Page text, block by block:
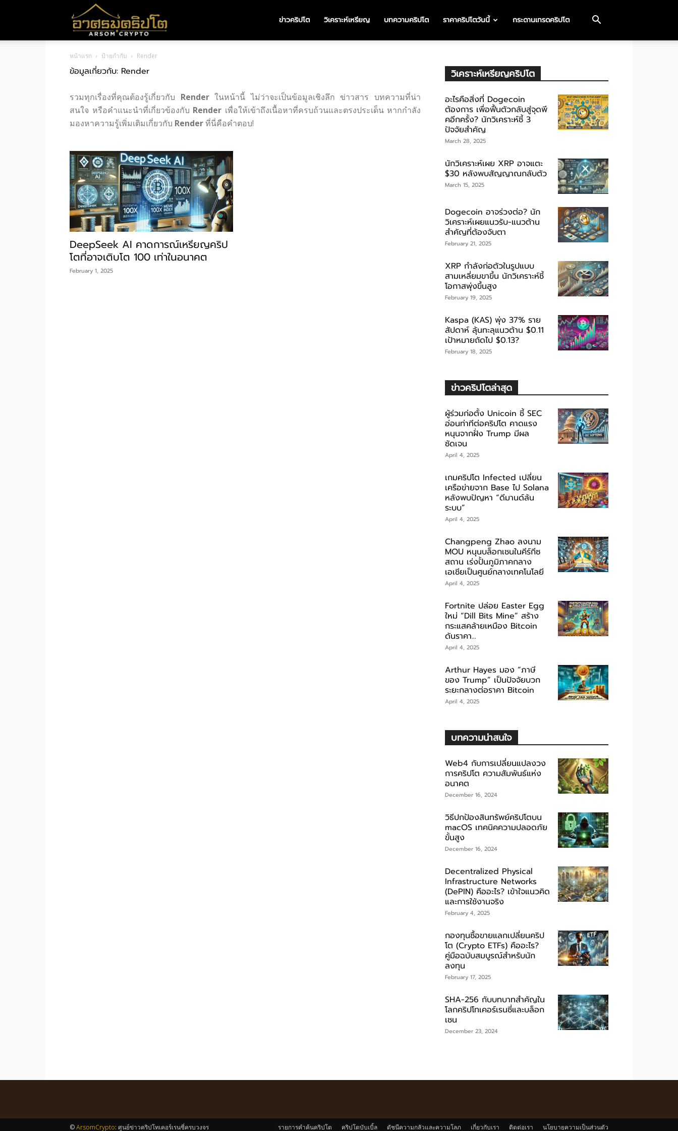
มค
ปโต
ข่าวคริปโต วิเคราะห์เหรียญ บทความคริปโต ราคาคริปโตวันนี้ กระดานเทรดคริปโต
หน้าแรก ป้ายกำกับ Render
ข้อมูลเกี่ยวกับ: Render
รวมทุกเรื่องที่คุณต้องรู้เกี่ยวกับ Renderในหน้านี้ ไม่ว่าจะเป็นข้อมูลเชิงลึก ข่าวสาร บทความที่น่า
สนใจ หรือคำแนะนำที่เกี่ยวข้องกับ Render เพื่อให้เข้าถึงเนื้อหาที่ครบถ้วนและตรงประเด็น หากกำลัง
มองหาความรู้เพิ่มเติมเกี่ยวกับ Renderที่นี่คือคำตอบ!
DeepSeek AI คาดการณ์เหรียญคริป
โตที่อาจเติบโต 100 เท่าในอนาคต
February 1, 2025
วิเคราะห์เหรียญคริปโต
อะไรคือสิ่งที่ Dogecoin
ต้องการ เพื่อฟื้นตัวกลับสู่จุดพี
คอีกครั้ง? นักวิเคราะห์ชี้ 3
ปัจจัยสำคัญ
March 28, 2025
นักวิเคราะห์เผย XRP อาจแตะ
$30 หลังพบสัญญาณกลับตัว
March 15, 2025
Dogecoin อาจร่วงต่อ? นัก
วิเคราะห์เผยแนวรับ-แนวต้าน
สำคัญที่ต้องจับตา
February 21, 2025
XRP กำลังก่อตัวในรูปแบบ
สามเหลี่ยมขาขึ้น นักวิเคราะห์ชี้
โอกาสพุ่งขึ้นสูง
February 19, 2025
Kaspa (KAS) พุ่ง 37% ราย
สัปดาห์ ลุ้นทะลุแนวต้าน $0.11
เป้าหมายถัดไป $0.13?
February 18, 2025
ข่าวคริปโตล่าสุด
ผู้ร่วมก่อตั้ง Unicoin ชี้ SEC
อ่อนท่าทีต่อคริปโต คาดแรง
หนุนจากฝั่ง Trump มีผล
ชัดเจน
April 4, 2025
เกมคริปโต Infected เปลี่ยน
เครือข่ายจาก Base ไป Solana
หลังพบปัญหา “ดีมานด์ล้น
ระบบ”
April 4, 2025
Changpeng Zhao ลงนาม
MOU หนุนบล็อกเชนในคีร์กีซ
สถาน เร่งปั้นภูมิภาคกลาง
เอเชียเป็นศูนย์กลางเทคโนโลยี
April 4, 2025
Fortnite ปล่อย Easter Egg
ใหม่ “Dill Bits Mine” สร้าง
กระแสคล้ายเหมือง Bitcoin
ดันราคา...
April 4, 2025
Arthur Hayes มอง “ภาษี
ของ Trump” เป็นปัจจัยบวก
ระยะกลางต่อราคา Bitcoin
April 4, 2025
บทความน่าสนใจ
Web4 กับการเปลี่ยนแปลงวง
การคริปโต ความสัมพันธ์แห่ง
อนาคต
December 16, 2024
วิธีปกป้องสินทรัพย์คริปโตบน
macOS เทคนิคความปลอดภัย
ขั้นสูง
December 16, 2024
Decentralized Physical
Infrastructure Networks
(DePIN) คืออะไร? เข้าใจแนวคิด
และการใช้งานจริง
February 4, 2025
กองทุนซื้อขายแลกเปลี่ยนคริป
โต (Crypto ETFs) คืออะไร?
คู่มือฉบับสมบูรณ์สำหรับนัก
ลงทุน
February 17, 2025
SHA-256 กับบทบาทสำคัญใน
โลกคริปโทเคอร์เรนซี่และบล็อก
เชน
December 23, 2024
รายการคำค้นคริปโต คริปโตบับเบิ้ล ดัชนีความกลัวและความโลภ เกี่ยวกับเรา ติดต่อเรา นโยบายความเป็นส่วนตัว
©ArsomCrypto: ศูนย์ข่าวคริปโทเคอร์เรนซี่ครบวงจร